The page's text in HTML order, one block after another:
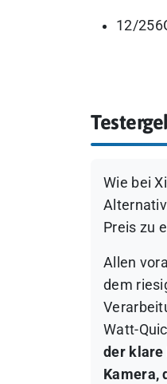
12/
Wie bei
Preis zu
Allen
dem
Watt-
der klare
Kamera,